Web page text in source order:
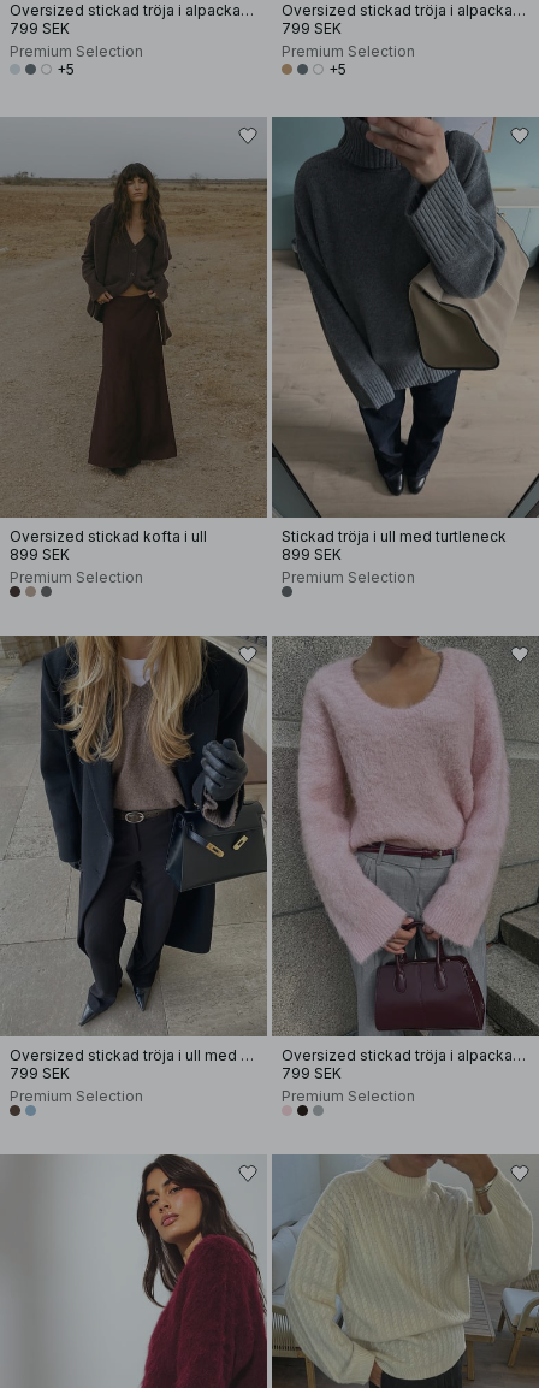
Oversized stickad tröja i alpackamix
799 SEK
Premium Selection
+5
Oversized stickad tröja i alpackamix
799 SEK
Premium Selection
+5
Oversized stickad kofta i ull
899 SEK
Premium Selection
Stickad tröja i ull med turtleneck
899 SEK
Premium Selection
Oversized stickad tröja i ull med V-ringning
799 SEK
Premium Selection
Oversized stickad tröja i alpackamix med rund halsringning
799 SEK
Premium Selection